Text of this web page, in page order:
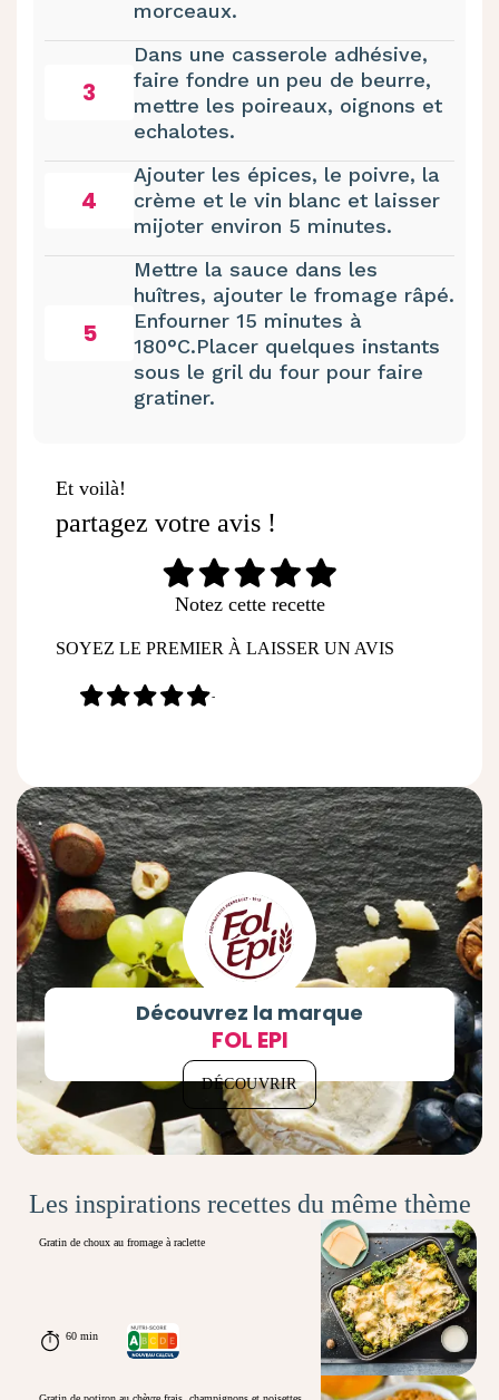
morceaux.
3
Dans une casserole adhésive,
faire fondre un peu de beurre,
mettre les poireaux, oignons et
echalotes.
4
Ajouter les épices, le poivre, la
crème et le vin blanc et laisser
mijoter environ 5 minutes.
5
Mettre la sauce dans les
huîtres, ajouter le fromage râpé.
Enfourner 15 minutes à
180°C.Placer quelques instants
sous le gril du four pour faire
gratiner.
Et voilà!
partagez votre avis !
Notez cette recette
SOYEZ LE PREMIER À LAISSER UN AVIS
-
Découvrez la marque
FOL EPI
DÉCOUVRIR
Les inspirations recettes du même thème
Gratin de choux au fromage à raclette
60 min